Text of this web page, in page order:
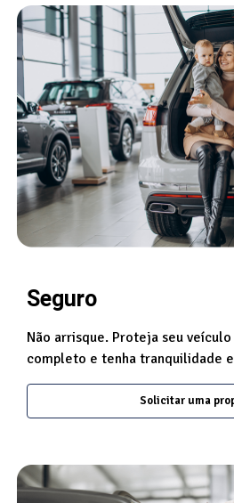
Seguro
Não arrisque. Proteja seu
completo e tenha tranquilidade
Solicitar uma